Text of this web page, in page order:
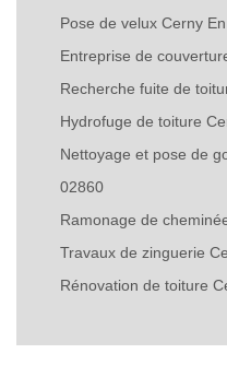
Pose de velux Cerny
Entreprise de
Recherche fuite de
Hydrofuge de toiture
Nettoyage et pose de
02860
Ramonage de
Travaux de zinguerie
Rénovation de toiture